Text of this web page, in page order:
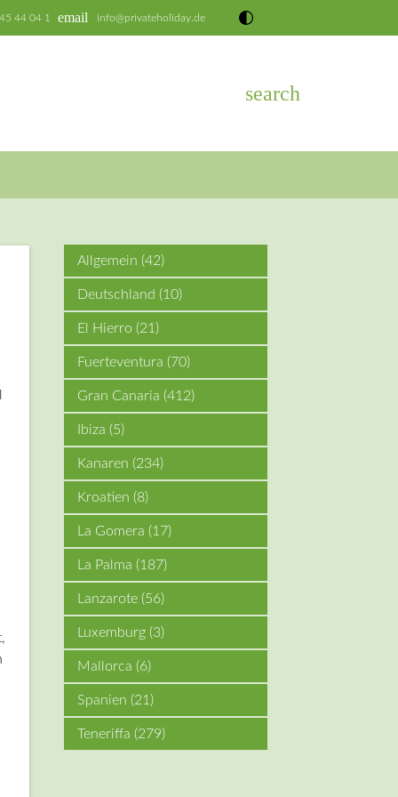
email info@privateholiday.de
44 04 1
search
Allgemein (42)
Deutschland (10)
El Hierro (21)
Fuerteventura (70)
Gran Canaria (412)
Ibiza (5)
Kanaren (234)
Kroatien (8)
La Gomera (17)
La Palma (187)
Lanzarote (56)
Luxemburg (3)
Mallorca (6)
Spanien (21)
Teneriffa (279)